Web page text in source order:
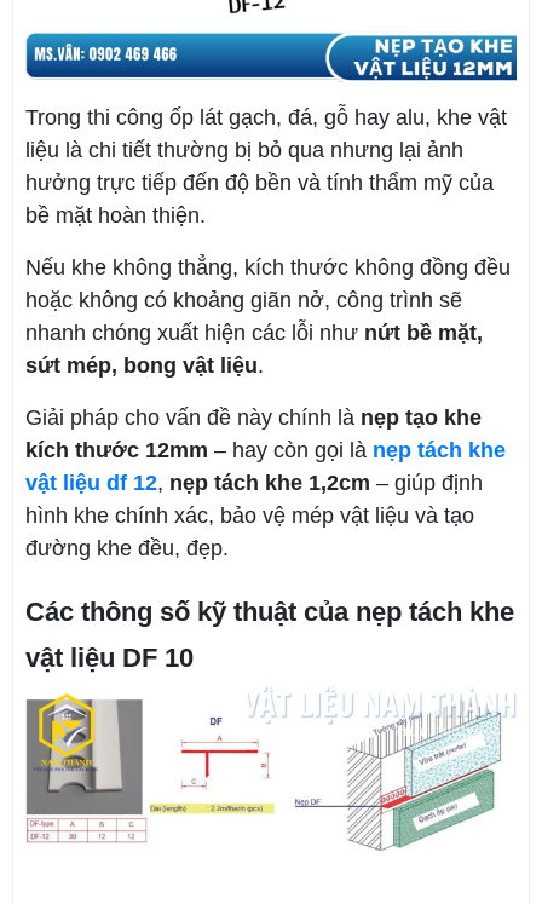
Trong thi công ốp lát gạch, đá, gỗ hay alu, khe vật
liệu là chi tiết thường bị bỏ qua nhưng lại ảnh
hưởng trực tiếp đến độ bền và tính thẩm mỹ của
bề mặt hoàn thiện.
Nếu khe không thẳng, kích thước không đồng đều
hoặc không có khoảng giãn nở, công trình sẽ
nhanh chóng xuất hiện các lỗi như nứt bề mặt,
sứt mép, bong vật liệu.
Giải pháp cho vấn đề này chính là nẹp tạo khe
kích thước 12mm – hay còn gọi là nẹp tách khe
vật liệu df 12, nẹp tách khe 1,2cm – giúp định
hình khe chính xác, bảo vệ mép vật liệu và tạo
đường khe đều, đẹp.
Các thông số kỹ thuật của nẹp tách khe
vật liệu DF 10